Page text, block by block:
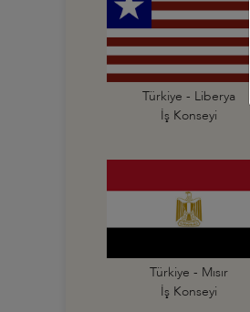
Türkiye - Liberya
İş Konseyi
Türkiye - Mısır
İş Konseyi